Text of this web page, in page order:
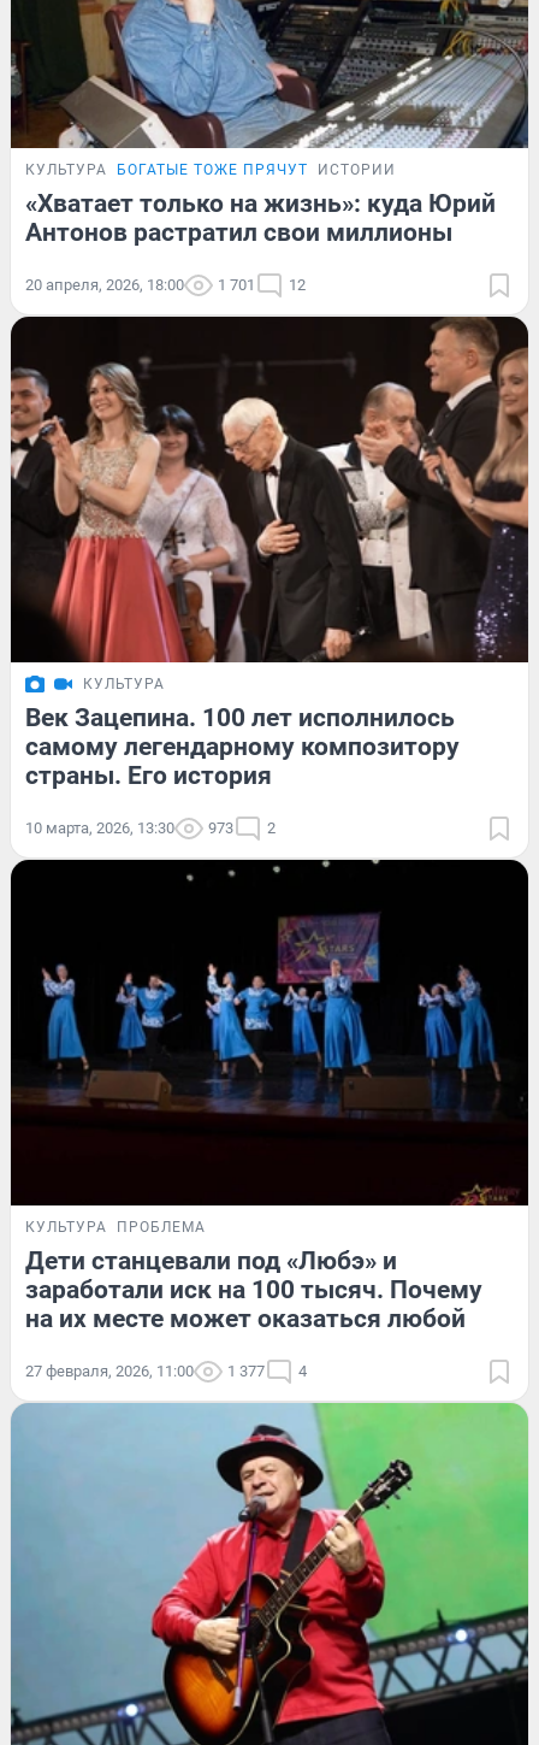
КУЛЬТУРА БОГАТЫЕ ТОЖЕ ПРЯЧУТ ИСТОРИИ
«Хватает только на жизнь»: куда Юрий
Антонов растратил свои миллионы
20 апреля, 2026, 18:00 1 701 12
КУЛЬТУРА
Век Зацепина. 100 лет исполнилось
самому легендарному композитору
страны. Его история
10 марта, 2026, 13:30 973 2
КУЛЬТУРА ПРОБЛЕМА
Дети станцевали под «Любэ» и
заработали иск на 100 тысяч. Почему
на их месте может оказаться любой
27 февраля, 2026, 11:00 1 377 4